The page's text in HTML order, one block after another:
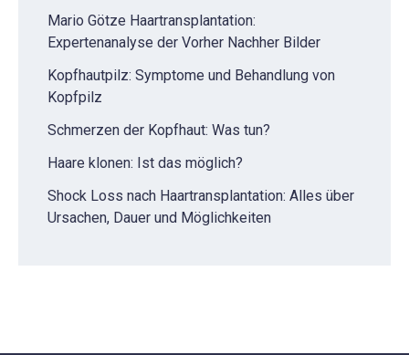
Mario Götze Haartransplantation:
Expertenanalyse der Vorher Nachher Bilder
Kopfhautpilz: Symptome und Behandlung von
Kopfpilz
Schmerzen der Kopfhaut: Was tun?
Haare klonen: Ist das möglich?
Shock Loss nach Haartransplantation: Alles über
Ursachen, Dauer und Möglichkeiten